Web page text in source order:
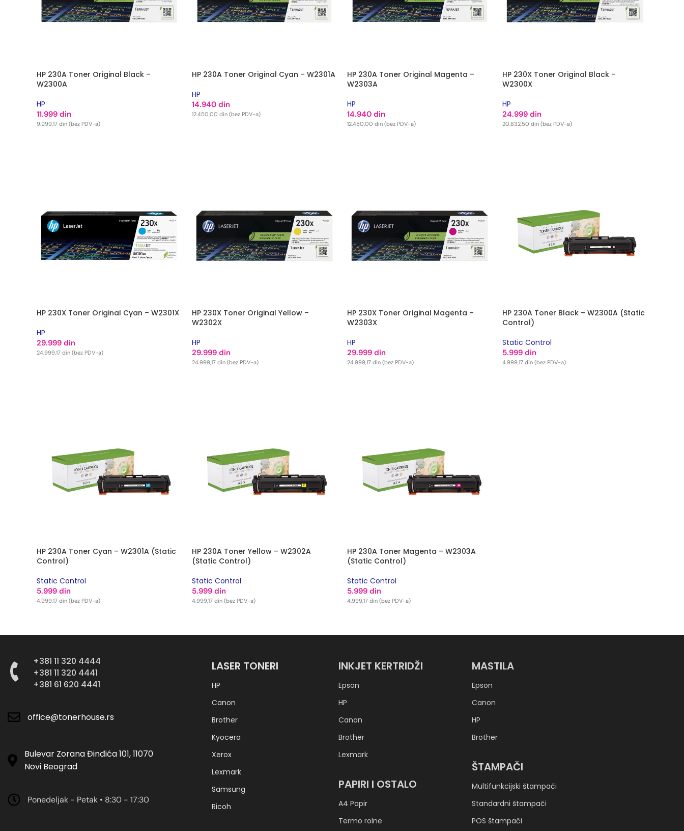
HP 230A Toner Original Black –
W2300A
HP
11.999 din
9.999,17 din (bez PDV-a)
HP 230A Toner Original Cyan – W2301A
HP
14.940 din
12.450,00 din (bez PDV-a)
HP 230A Toner Original Magenta –
W2303A
HP
14.940 din
12.450,00 din (bez PDV-a)
HP 230X Toner Original Black –
W2300X
HP
24.999 din
20.832,50 din (bez PDV-a)
HP 230X Toner Original Cyan – W2301X
HP
29.999 din
24.999,17 din (bez PDV-a)
HP 230X Toner Original Yellow –
W2302X
HP
29.999 din
24.999,17 din (bez PDV-a)
HP 230X Toner Original Magenta –
W2303X
HP
29.999 din
24.999,17 din (bez PDV-a)
HP 230A Toner Black – W2300A (Static
Control)
Static Control
5.999 din
4.999,17 din (bez PDV-a)
HP 230A Toner Cyan – W2301A (Static
Control)
Static Control
5.999 din
4.999,17 din (bez PDV-a)
HP 230A Toner Yellow – W2302A
(Static Control)
Static Control
5.999 din
4.999,17 din (bez PDV-a)
HP 230A Toner Magenta – W2303A
(Static Control)
Static Control
5.999 din
4.999,17 din (bez PDV-a)
+381 11 320 4444
+381 11 320 4441
+381 61 620 4441
office@tonerhouse.rs
Bulevar Zorana Đinđića 101, 11070
Novi Beograd
Ponedeljak - Petak • 8:30 - 17:30
LASER TONERI
HP
Canon
Brother
Kyocera
Xerox
Lexmark
Samsung
Ricoh
INKJET KERTRIDŽI
Epson
HP
Canon
Brother
Lexmark
PAPIRI I OSTALO
A4 Papir
Termo rolne
MASTILA
Epson
Canon
HP
Brother
ŠTAMPAČI
Multifunkcijski štampači
Standardni štampači
POS štampači